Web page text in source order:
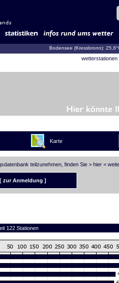
Bodensee (Kressbronn):
Karte
teilzunehmen, finden Sie > hier<
[ zur Anmeldung ]
122 Stationen